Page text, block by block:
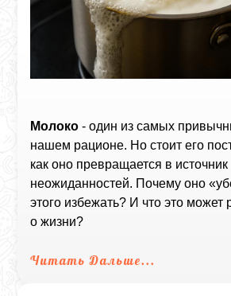
Молоко - один из самых
нашем рационе. Но стоит его
как оно превращается в источник
неожиданностей. Почему оно
этого избежать? И что это может
о жизни?
Читать Дальше...